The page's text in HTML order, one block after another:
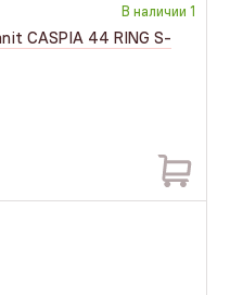
В наличии 1
CASPIA 44 RING S-